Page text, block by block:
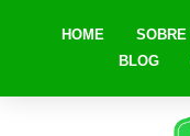
HOME SOBRE
BLOG